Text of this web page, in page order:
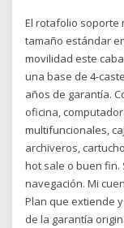
El rotafolio soporte
tamaño estándar
movilidad este
una base de 4-
años de garantía.
oficina,
multifuncionales,
archiveros,
hot sale o buen fin.
navegación. Mi
Plan que extiende
de la garantía